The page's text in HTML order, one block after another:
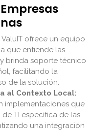
ValuIT ofrece un equipo
que entiende las
brinda soporte técnico
facilitando la
de la solución.
al Contexto Local:
implementaciones que
TI específica de las
una integración